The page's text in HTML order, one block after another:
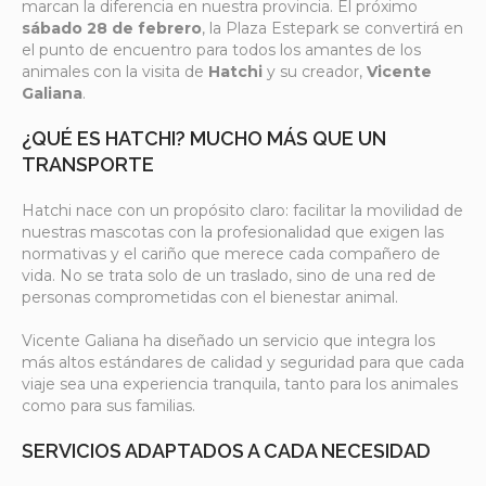
marcan la diferencia en nuestra provincia. El próximo
sábado 28 de febrero, la Plaza Estepark se convertirá en
el punto de encuentro para todos los amantes de los
animales con la visita de Hatchi y su creador, Vicente
Galiana.
¿QUÉ ES HATCHI? MUCHO MÁS QUE UN
TRANSPORTE
Hatchi nace con un propósito claro: facilitar la movilidad de
nuestras mascotas con la profesionalidad que exigen las
normativas y el cariño que merece cada compañero de
vida. No se trata solo de un traslado, sino de una red de
personas comprometidas con el bienestar animal.
Vicente Galiana ha diseñado un servicio que integra los
más altos estándares de calidad y seguridad para que cada
viaje sea una experiencia tranquila, tanto para los animales
como para sus familias.
SERVICIOS ADAPTADOS A CADA NECESIDAD